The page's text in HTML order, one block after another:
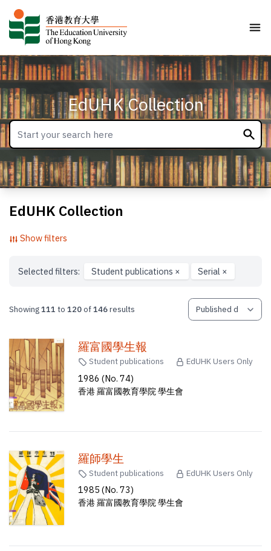
EdUHK Collection
EdUHK Collection
Show filters
Selected filters: Student publications × Serial ×
Showing111 to120of146results
羅富國學生報
Student publications EdUHK Users Only
1986 (No. 74)
香港 羅富國教育學院 學生會
羅師學生
Student publications EdUHK Users Only
1985 (No. 73)
香港 羅富國教育學院 學生會